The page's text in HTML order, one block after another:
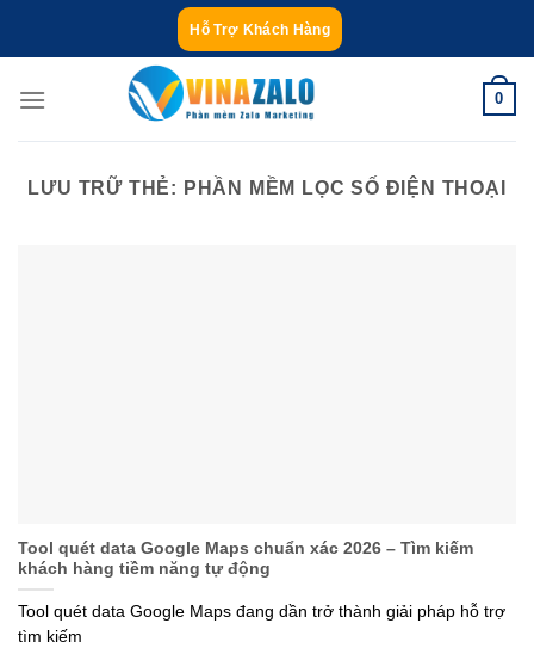
dung
Hỗ Trợ Khách Hàng
0
LƯU TRỮ THẺ: PHẦN MỀM LỌC SỐ ĐIỆN THOẠI
Tool quét data Google Maps chuẩn xác 2026 – Tìm kiếm
khách hàng tiềm năng tự động
Tool quét data Google Maps đang dần trở thành giải pháp hỗ trợ
tìm kiếm